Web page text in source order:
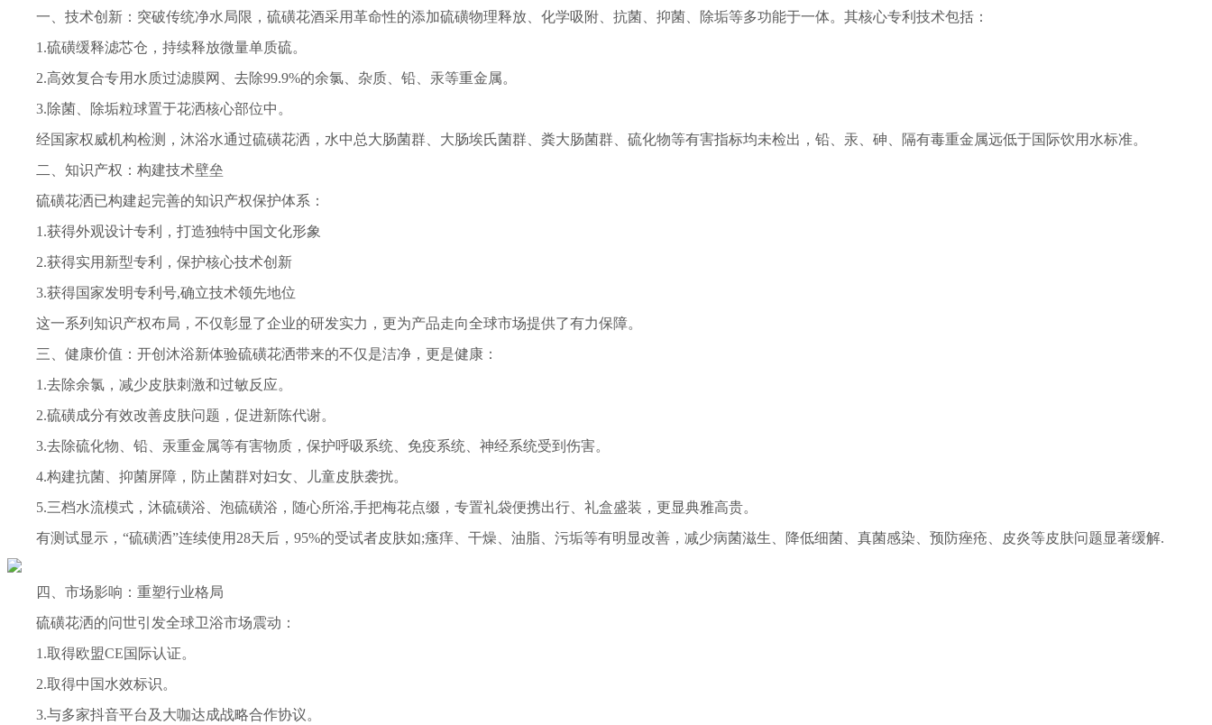
一、技术创新：突破传统净水局限，硫磺花酒采用革命性的添加硫磺物理释放、化学吸附、抗菌、抑菌、除垢等多功能于一体。其核心专利技术包括：
1.硫磺缓释滤芯仓，持续释放微量单质硫。
2.高效复合专用水质过滤膜网、去除99.9%的余氯、杂质、铅、汞等重金属。
3.除菌、除垢粒球置于花洒核心部位中。
经国家权威机构检测，沐浴水通过硫磺花洒，水中总大肠菌群、大肠埃氏菌群、粪大肠菌群、硫化物等有害指标均未检出，铅、汞、砷、隔有毒重金属远低于国际饮用水标准。
二、知识产权：构建技术壁垒
硫磺花洒已构建起完善的知识产权保护体系：
1.获得外观设计专利，打造独特中国文化形象
2.获得实用新型专利，保护核心技术创新
3.获得国家发明专利号,确立技术领先地位
这一系列知识产权布局，不仅彰显了企业的研发实力，更为产品走向全球市场提供了有力保障。
三、健康价值：开创沐浴新体验硫磺花洒带来的不仅是洁净，更是健康：
1.去除余氯，减少皮肤刺激和过敏反应。
2.硫磺成分有效改善皮肤问题，促进新陈代谢。
3.去除硫化物、铅、汞重金属等有害物质，保护呼吸系统、免疫系统、神经系统受到伤害。
4.构建抗菌、抑菌屏障，防止菌群对妇女、儿童皮肤袭扰。
5.三档水流模式，沐硫磺浴、泡硫磺浴，随心所浴,手把梅花点缀，专置礼袋便携出行、礼盒盛装，更显典雅高贵。
有测试显示，“硫磺洒”连续使用28天后，95%的受试者皮肤如;瘙痒、干燥、油脂、污垢等有明显改善，减少病菌滋生、降低细菌、真菌感染、预防痤疮、皮炎等皮肤问题显著缓解.
四、市场影响：重塑行业格局
硫磺花洒的问世引发全球卫浴市场震动：
1.取得欧盟CE国际认证。
2.取得中国水效标识。
3.与多家抖音平台及大咖达成战略合作协议。